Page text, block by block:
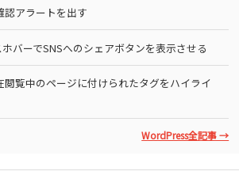
認アラートを出す
バーでSNSへのシェアボタンを表示させる
閲覧中のページに付けられたタグをハイライ
WordPress全記事 →